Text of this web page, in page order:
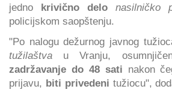
jedno
krivično delo nasilničko
policijskom saopštenju.
"Po nalogu dežurnog javnog
tužilaštva u Vranju,
zadržavanje do 48 sati nakon
prijavu, biti privedeni tužiocu",